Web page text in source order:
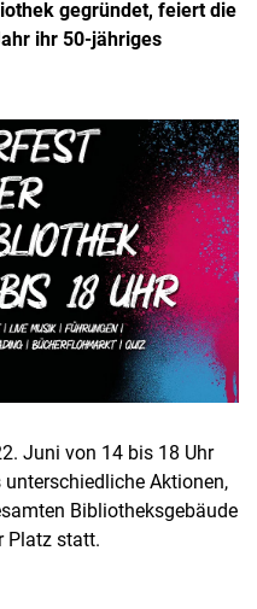
gegründet, feiert die
ihr 50-jähriges
Juni von 14 bis 18 Uhr
Aktionen,
Bibliotheksgebäude
Platz statt.